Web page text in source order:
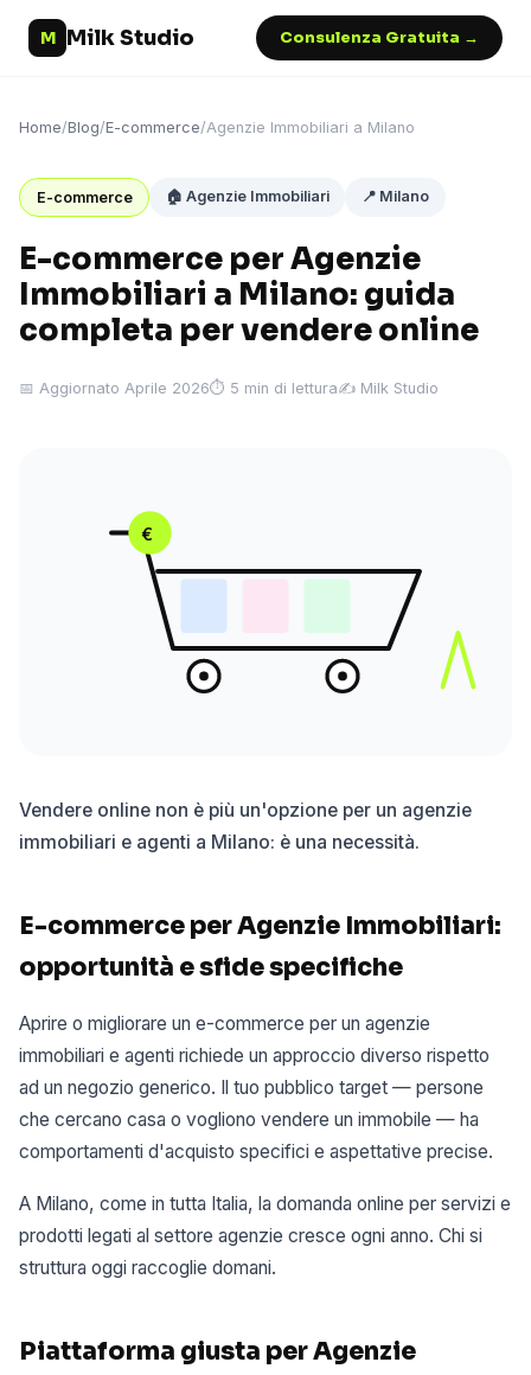
M Milk Studio Consulenza Gratuita →
Home/Blog/E-commerce/Agenzie Immobiliari a Milano
E-commerce 🏠 Agenzie Immobiliari 📍 Milano
E-commerce per Agenzie
Immobiliari a Milano: guida
completa per vendere online
📅 Aggiornato Aprile 2026⏱ 5 min di lettura✍️ Milk Studio
€
Vendere online non è più un'opzione per un agenzie
immobiliari e agenti a Milano: è una necessità.
E-commerce per Agenzie Immobiliari:
opportunità e sfide specifiche
Aprire o migliorare un e-commerce per un agenzie
immobiliari e agenti richiede un approccio diverso rispetto
ad un negozio generico. Il tuo pubblico target — persone
che cercano casa o vogliono vendere un immobile — ha
comportamenti d'acquisto specifici e aspettative precise.
A Milano, come in tutta Italia, la domanda online per servizi e
prodotti legati al settore agenzie cresce ogni anno. Chi si
struttura oggi raccoglie domani.
Piattaforma giusta per Agenzie